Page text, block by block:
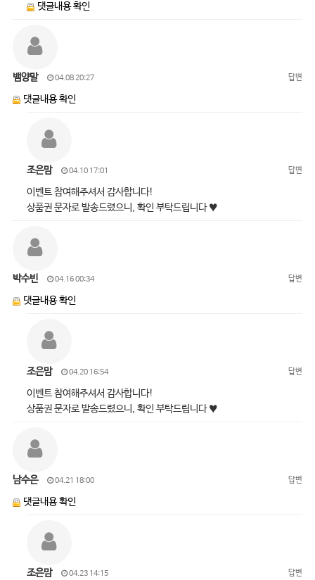
댓글내용 확인
뱀양말 04.08 20:27 답변
댓글내용 확인
조은맘 04.10 17:01 답변
이벤트 참여해주셔서 감사합니다!
상품권 문자로 발송드렸으니, 확인 부탁드립니다 ♥
박수빈 04.16 00:34 답변
댓글내용 확인
조은맘 04.20 16:54 답변
이벤트 참여해주셔서 감사합니다!
상품권 문자로 발송드렸으니, 확인 부탁드립니다 ♥
남수은 04.21 18:00 답변
댓글내용 확인
조은맘 04.23 14:15 답변